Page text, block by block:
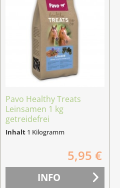
Pavo Healthy Treats
Leinsamen 1 kg
getreidefrei
Inhalt 1 Kilogramm
5,95 €
INFO